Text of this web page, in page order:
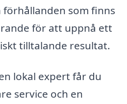
förhållanden som finns
för att uppnå ett
tilltalande resultat.
lokal expert får du
service och en